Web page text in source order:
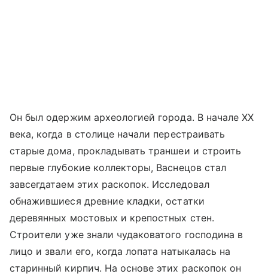
Он был одержим археологией города. В начале XX
века, когда в столице начали перестраивать
старые дома, прокладывать траншеи и строить
первые глубокие коллекторы, Васнецов стал
завсегдатаем этих раскопок. Исследовал
обнажившиеся древние кладки, остатки
деревянных мостовых и крепостных стен.
Строители уже знали чудаковатого господина в
лицо и звали его, когда лопата натыкалась на
старинный кирпич. На основе этих раскопок он